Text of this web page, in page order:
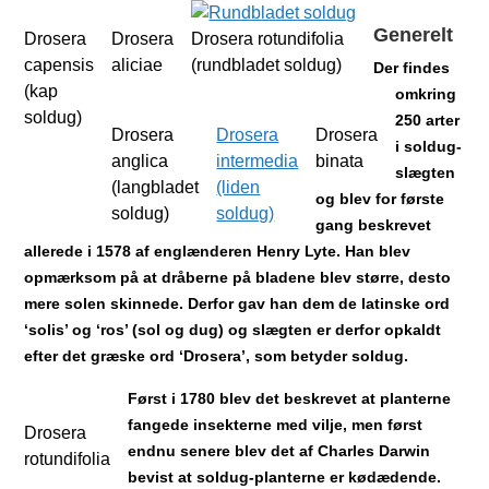
Drosera
capensis
(kap
soldug)
Drosera
aliciae
Drosera rotundifolia
(rundbladet soldug)
Drosera
anglica
(langbladet
soldug)
Drosera
intermedia
(liden
soldug)
Drosera
binata
Generelt
Der findes
omkring
250 arter
i soldug-
slægten
og blev for første
gang beskrevet
allerede i 1578 af englænderen Henry Lyte. Han blev
opmærksom på at dråberne på bladene blev større, desto
mere solen skinnede. Derfor gav han dem de latinske ord
‘solis’ og ‘ros’ (sol og dug) og slægten er derfor opkaldt
efter det græske ord ‘Drosera’, som betyder soldug.
Drosera
rotundifolia
Først i 1780 blev det beskrevet at planterne
fangede insekterne med vilje, men først
endnu senere blev det af Charles Darwin
bevist at soldug-planterne er kødædende.